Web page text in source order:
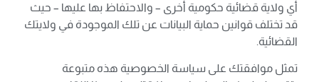
أي ولاية قضائية حكومية أخرى – والاحتفاظ بها عليها – حيث
قد تختلف قوانين حماية البيانات عن تلك الموجودة في ولايتك
القضائية.
تمثل موافقتك على سياسة الخصوصية هذه متبوعة